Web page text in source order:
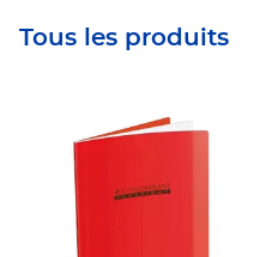
Tous les produits